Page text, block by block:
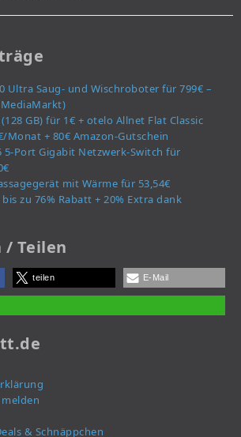
Ultra Saug- und Wischroboter für 799€ –
GB) für 1€ + otelo Allnet Flat Classic
Monat + 80€ Amazon-Gutschein
5-Port Gigabit Netzwerk-Switch für
mit Wärme für 53,54€
zu 76% Rabatt + 20% Extra dank
/ Teilen
teilen E-Mail
& Schnäppchen